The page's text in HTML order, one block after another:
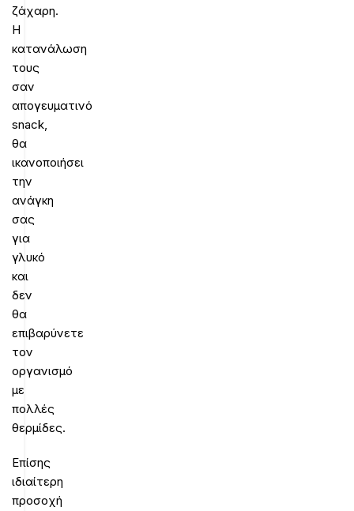
ζάχαρη.
Η
κατανάλωση
τους
σαν
απογευματινό
snack,
θα
ικανοποιήσει
την
ανάγκη
σας
για
γλυκό
και
δεν
θα
επιβαρύνετε
τον
οργανισμό
με
πολλές
θερμίδες.
Επίσης
ιδιαίτερη
προσοχή